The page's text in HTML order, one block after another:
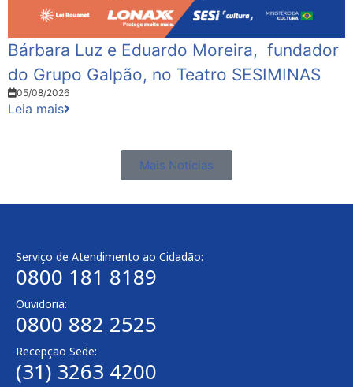
Bárbara Luz e Eduardo Moreira, fundador
do Grupo Galpão, no Teatro SESIMINAS
05/08/2026
Leia mais
Mais Notícias
Serviço de Atendimento ao Cidadão:
0800 181 8189
Ouvidoria:
0800 882 2525
Recepção Sede:
(31) 3263 4200